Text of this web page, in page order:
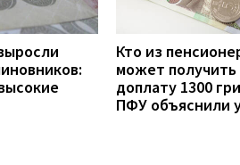
Кто из
может получить
доплату 1300
ПФУ объяснили